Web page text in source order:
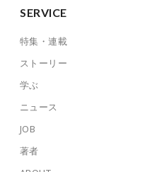
SERVICE
特集・連載
ストーリー
学ぶ
ニュース
JOB
著者